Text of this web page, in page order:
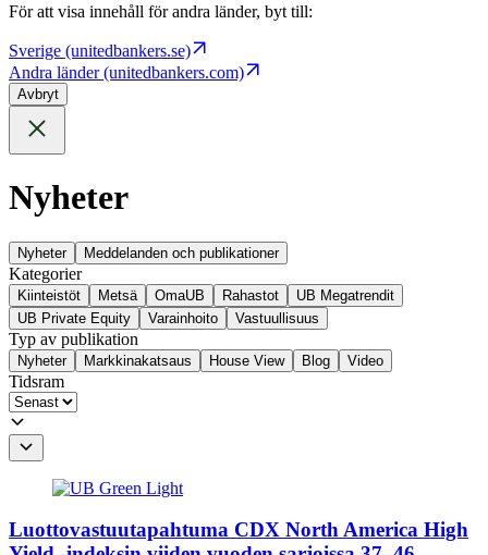
För att visa innehåll för andra länder, byt till:
Sverige (unitedbankers.se)
Andra länder (unitedbankers.com)
Avbryt
Nyheter
Nyheter Meddelanden och publikationer
Kategorier
Kiinteistöt Metsä OmaUB Rahastot
UB Megatrendit
UB Private Equity
Varainhoito Vastuullisuus
Typ av publikation
Nyheter Markkinakatsaus House View Blog Video
Tidsram
Luottovastuutapahtuma CDX North America High